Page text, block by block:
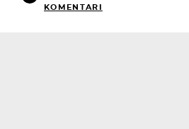
KOMENTARI